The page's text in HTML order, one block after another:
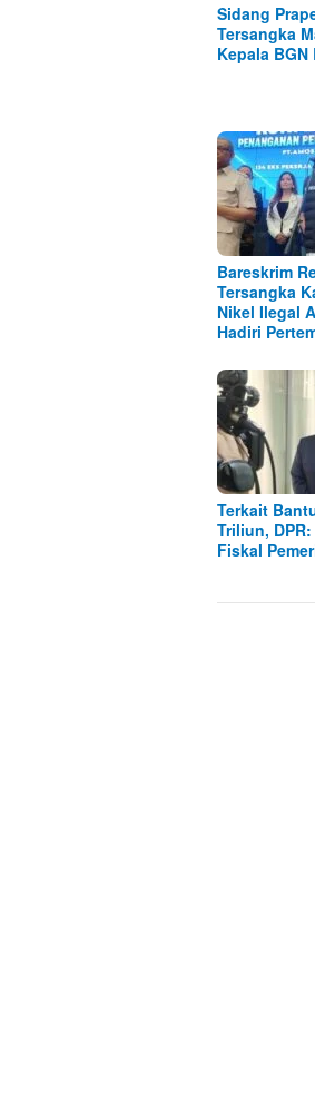
Sidang
Tersangka
Kepala
Bareskrim
Tersangka
Nikel Ilegal
Hadiri
Terkait
Triliun,
Fiskal